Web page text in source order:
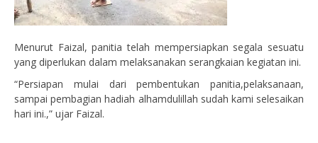
Menurut Faizal, panitia telah mempersiapkan segala sesuatu
yang diperlukan dalam melaksanakan serangkaian kegiatan ini.
“Persiapan mulai dari pembentukan panitia,pelaksanaan,
sampai pembagian hadiah alhamdulillah sudah kami selesaikan
hari ini.,” ujar Faizal.